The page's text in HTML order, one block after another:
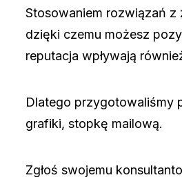
Stosowaniem rozwiązań
dzięki czemu możesz
reputacja wpływają
Dlatego przygotowaliśmy
grafiki, stopkę mailową.
Zgłoś swojemu